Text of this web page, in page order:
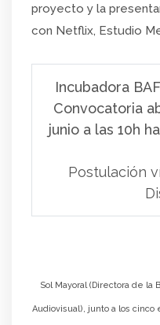
proyecto y la
con Netflix, Estudio
Incubadora
Convocatoria
junio a las 10h
Postulación
Sol Mayoral (Directora de la
Audiovisual), junto a los cinco